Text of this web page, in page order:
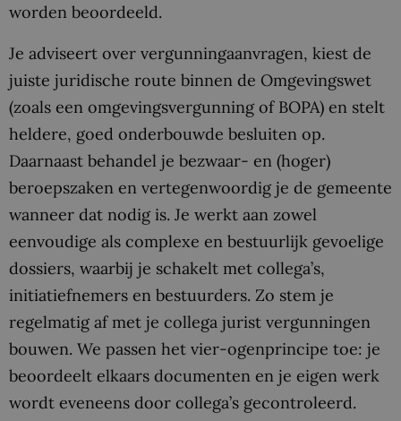
worden beoordeeld.
Je adviseert over vergunningaanvragen, kiest de
juiste juridische route binnen de Omgevingswet
(zoals een omgevingsvergunning of BOPA) en stelt
heldere, goed onderbouwde besluiten op.
Daarnaast behandel je bezwaar- en (hoger)
beroepszaken en vertegenwoordig je de gemeente
wanneer dat nodig is. Je werkt aan zowel
eenvoudige als complexe en bestuurlijk gevoelige
dossiers, waarbij je schakelt met collega’s,
initiatiefnemers en bestuurders. Zo stem je
regelmatig af met je collega jurist vergunningen
bouwen. We passen het vier-ogenprincipe toe: je
beoordeelt elkaars documenten en je eigen werk
wordt eveneens door collega’s gecontroleerd.